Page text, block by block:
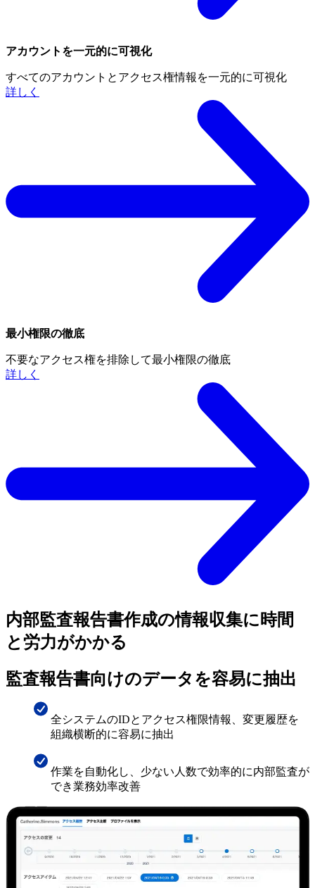
アカウントを一元的に可視化
すべてのアカウントとアクセス権情報を一元的に可視化
詳しく
最小権限の徹底
不要なアクセス権を排除して最小権限の徹底
詳しく
内部監査報告書作成の情報収集に時間
と労力がかかる
監査報告書向けのデータを容易に抽出
全システムのIDとアクセス権限情報、変更履歴を
組織横断的に容易に抽出
作業を自動化し、少ない人数で効率的に内部監査が
でき業務効率改善